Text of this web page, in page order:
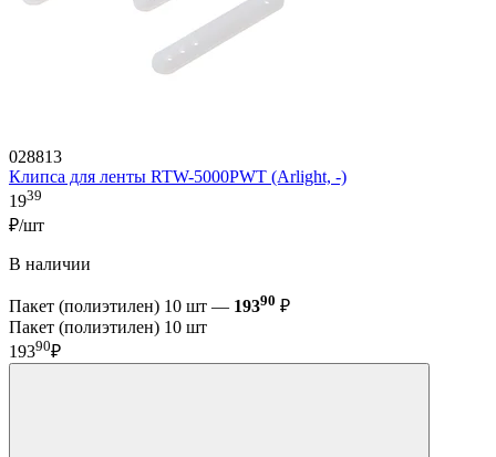
028813
Клипса для ленты RTW-5000PWT (Arlight, -)
1939
₽/шт
В наличии
Пакет (полиэтилен) 10 шт — 19390 ₽
Пакет (полиэтилен) 10 шт
19390₽